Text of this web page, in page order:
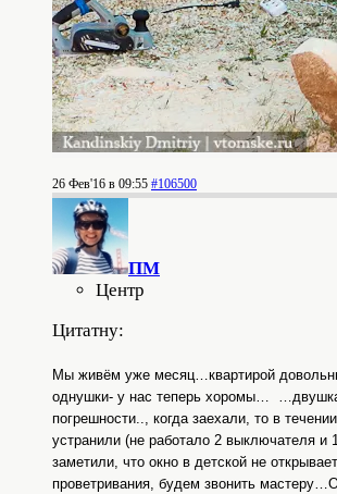
26 Фев'16 в 09:55 #106500
ПМ
Центр
Цитатну:
Мы живём уже месяц…квартирой
однушки- у нас теперь хоромы…
погрешности.., когда заехали, то в
устранили (не работало 2 выключателя и
заметили, что окно в детской не
проветривания, будем звонить